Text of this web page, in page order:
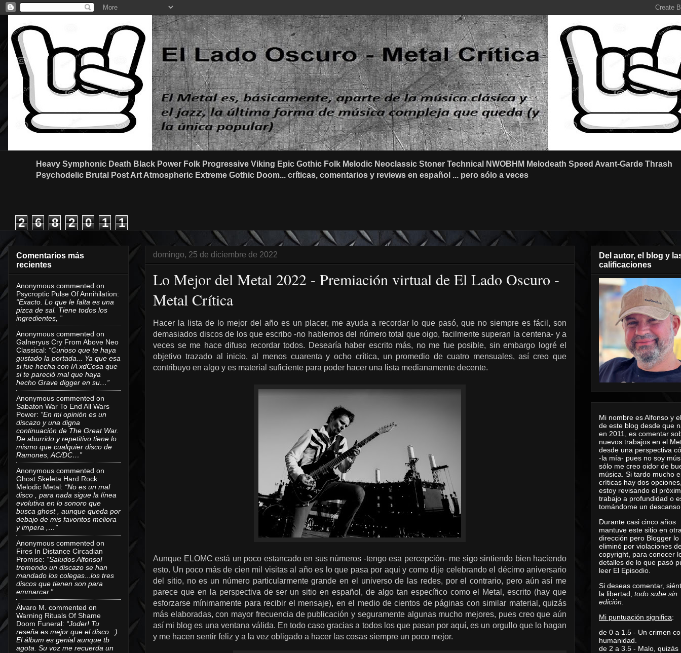
Heavy Symphonic Death Black Power Folk Progressive Viking Epic Gothic Folk Melodic Neoclassic Stoner Technical NWOBHM Melodeath Speed Avant-Garde Thrash
Psychodelic Brutal Post Art Atmospheric Extreme Gothic Doom... críticas, comentarios y reviews en español ... pero sólo a veces
2 6 8 2 0 1 1
domingo, 25 de diciembre de 2022
Lo Mejor del Metal 2022 - Premiación virtual de El Lado Oscuro -
Metal Crítica
Hacer la lista de lo mejor del año es un placer, me ayuda a recordar lo que pasó, que no siempre es fácil, son
demasiados discos de los que escribo -no hablemos del número total que oigo, facilmente superan la centena- y a
veces se me hace difuso recordar todos. Desearía haber escrito más, no me fue posible, sin embargo logré el
objetivo trazado al inicio, al menos cuarenta y ocho crítica, un promedio de cuatro mensuales, así creo que
contribuyo en algo y es material suficiente para poder hacer una lista medianamente decente.
Aunque ELOMC está un poco estancado en sus números -tengo esa percepción- me sigo sintiendo bien haciendo
esto. Un poco más de cien mil visitas al año es lo que pasa por aqui y como dije celebrando el décimo aniversario
del sitio, no es un número particularmente grande en el universo de las redes, por el contrario, pero aún así me
parece que en la perspectiva de ser un sitio en español, de algo tan específico como el Metal, escrito (hay que
esforzarse mínimamente para recibir el mensaje), en el medio de cientos de páginas con similar material, quizás
más elaboradas, con mayor frecuencia de publicación y seguramente algunas mucho mejores, pues creo que aún
así mi blog es una ventana válida. En todo caso gracias a todos los que pasan por aquí, es un orgullo que lo hagan
y me hacen sentir feliz y a la vez obligado a hacer las cosas siempre un poco mejor.
Comentarios más
recientes
Anonymous commented on
Psycroptic Pulse Of Annihilation:
“Exacto. Lo que le falta es una
pizca de sal. Tiene todos los
ingredientes, ”
Anonymous commented on
Galneryus Cry From Above Neo
Classical: “Curioso que te haya
gustado la portada... Ya que esa
si fue hecha con IA xdCosa que
si te pareció mal que haya
hecho Grave digger en su…”
Anonymous commented on
Sabaton War To End All Wars
Power: “En mi opinión es un
discazo y una digna
continuación de The Great War.
De aburrido y repetitivo tiene lo
mismo que cualquier disco de
Ramones, AC/DC…”
Anonymous commented on
Ghost Skeleta Hard Rock
Melodic Metal: “No es un mal
disco , para nada sigue la línea
evolutiva en lo sonoro que
busca ghost , aunque queda por
debajo de mis favoritos meliora
y impera ,…”
Anonymous commented on
Fires In Distance Circadian
Promise: “Saludos Alfonso!
tremendo un discazo se han
mandado los colegas...los tres
discos que tienen son para
emmarcar.”
Álvaro M. commented on
Warning Rituals Of Shame
Doom Funeral: “Joder! Tu
reseña es mejor que el disco. :)
El álbum es genial aunque tb
agota. Su voz me recuerda un
Del autor, el blog y
calificaciones
Mi nombre es Alfonso y
de este blog desde que
en 2011, es comentar
nuevos trabajos en el
desde una perspectiva
-la mía- pues no soy
sólo me creo oidor de
música. Si tardo mucho
críticas hay dos
estoy revisando el
trabajo a profundidad o
tomándome un
Durante casi cinco años
mantuve este sitio en
dirección pero Blogger lo
eliminó por violaciones
copyright, para conocer
detalles de lo que pasó
leer El Episodio
Si deseas comentar,
la libertad, todo sube sin
edición
Mi puntuación significa:
de 0 a 1.5 - Un crimen
humanidad.
de 2 a 3.5 - Malo, quizás